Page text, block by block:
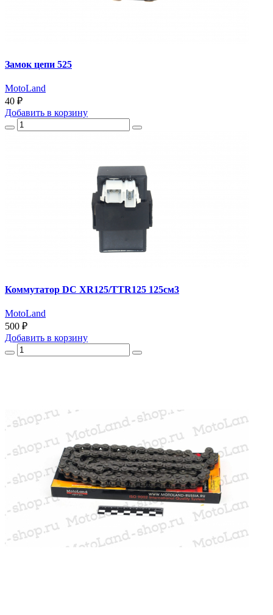
Замок цепи 525
MotoLand
40 ₽
Добавить в корзину
Коммутатор DC XR125/TTR125 125см3
MotoLand
500 ₽
Добавить в корзину